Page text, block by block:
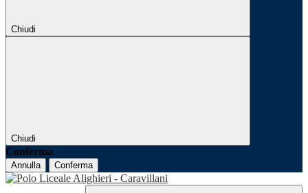
Chiudi
Chiudi
Conferma
Annulla Conferma